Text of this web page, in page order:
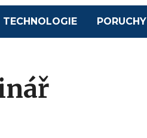
TECHNOLOGIE PORUCHY